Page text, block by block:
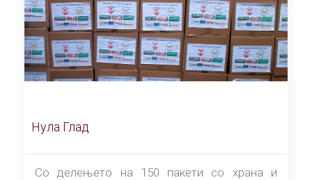
Нула Глад
Со делењето на 150 пакети со храна и